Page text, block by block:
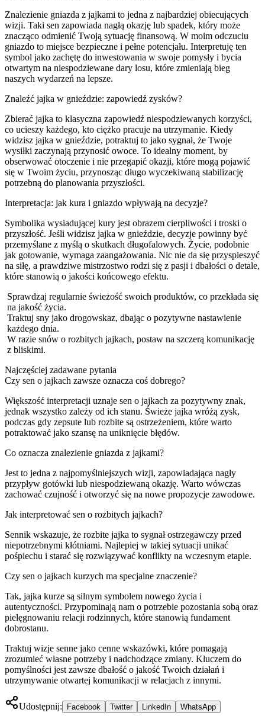
Znalezienie gniazda z jajkami to jedna z najbardziej obiecujących
wizji. Taki sen zapowiada nagłą okazję lub spadek, który może
znacząco odmienić Twoją sytuację finansową. W moim odczuciu
gniazdo to miejsce bezpieczne i pełne potencjału. Interpretuję ten
symbol jako zachętę do inwestowania w swoje pomysły i bycia
otwartym na niespodziewane dary losu, które zmieniają bieg
naszych wydarzeń na lepsze.
Znaleźć jajka w gnieździe: zapowiedź zysków?
Zbierać jajka to klasyczna zapowiedź niespodziewanych korzyści,
co ucieszy każdego, kto ciężko pracuje na utrzymanie. Kiedy
widzisz jajka w gnieździe, potraktuj to jako sygnał, że Twoje
wysiłki zaczynają przynosić owoce. To idealny moment, by
obserwować otoczenie i nie przegapić okazji, które mogą pojawić
się w Twoim życiu, przynosząc długo wyczekiwaną stabilizację
potrzebną do planowania przyszłości.
Interpretacja: jak kura i gniazdo wpływają na decyzje?
Symbolika wysiadującej kury jest obrazem cierpliwości i troski o
przyszłość. Jeśli widzisz jajka w gnieździe, decyzje powinny być
przemyślane z myślą o skutkach długofalowych. Życie, podobnie
jak gotowanie, wymaga zaangażowania. Nic nie da się przyspieszyć
na siłę, a prawdziwe mistrzostwo rodzi się z pasji i dbałości o detale,
które stanowią o jakości końcowego efektu.
Sprawdzaj regularnie świeżość swoich produktów, co przekłada się
na jakość życia.
Traktuj sny jako drogowskaz, dbając o pozytywne nastawienie
każdego dnia.
W razie snów o rozbitych jajkach, postaw na szczerą komunikację
z bliskimi.
Najczęściej zadawane pytania
Czy sen o jajkach zawsze oznacza coś dobrego?
Większość interpretacji uznaje sen o jajkach za pozytywny znak,
jednak wszystko zależy od ich stanu. Świeże jajka wróżą zysk,
podczas gdy zepsute lub rozbite są ostrzeżeniem, które warto
potraktować jako szansę na uniknięcie błędów.
Co oznacza znalezienie gniazda z jajkami?
Jest to jedna z najpomyślniejszych wizji, zapowiadająca nagły
przypływ gotówki lub niespodziewaną okazję. Warto wówczas
zachować czujność i otworzyć się na nowe propozycje zawodowe.
Jak interpretować sen o rozbitych jajkach?
Sennik wskazuje, że rozbite jajka to sygnał ostrzegawczy przed
niepotrzebnymi kłótniami. Najlepiej w takiej sytuacji unikać
pośpiechu i starać się rozwiązywać konflikty na wczesnym etapie.
Czy sen o jajkach kurzych ma specjalne znaczenie?
Tak, jajka kurze są silnym symbolem nowego życia i
autentyczności. Przypominają nam o potrzebie pozostania sobą oraz
pielęgnowaniu relacji rodzinnych, które stanowią fundament
dobrostanu.
Traktuj wizje senne jako cenne wskazówki, które pomagają
zrozumieć własne potrzeby i nadchodzące zmiany. Kluczem do
pomyślności jest zawsze dbałość o jakość Twoich działań i
utrzymywanie otwartej komunikacji w relacjach z innymi.
Udostępnij: Facebook Twitter LinkedIn WhatsApp